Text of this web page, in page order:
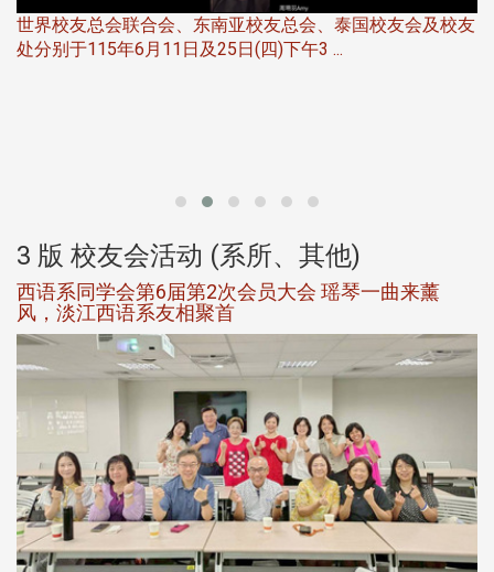
世界校友总会联合会、东南亚校友总会、泰国校友会及校友
处分别于115年6月11日及25日(四)下午3 ...
3 版 校友会活动 (系所、其他)
西语系同学会第6届第2次会员大会 瑶琴一曲来薰
风，淡江西语系友相聚首